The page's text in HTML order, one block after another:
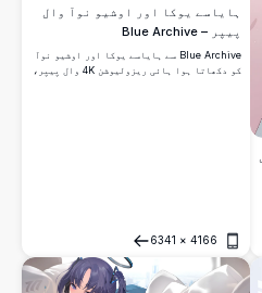
ہایاسے یوکا اور اوشیو نوآ وال
پیپر – Blue Archive
Blue Archive سے ہایاسے یوکا اور اوشیو نوآ
کو دکھاتا ہوا ہائی ریزولیوشن 4K وال پیپر،
4166
×
6341
کھولیں